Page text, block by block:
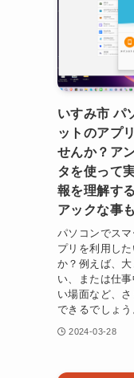
いすみ市 パ
ットのアプ
せんか？ア
タを使って
報を理解す
アックな事
パソコンでス
プリを利用し
か？例えば、
い、または仕
い場面など、
できるでしょ
2024-03-28